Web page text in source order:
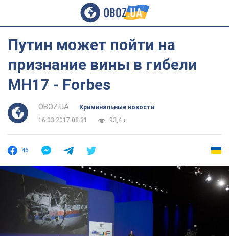
Путин может пойти на
признание вины в гибели
MH17 - Forbes
OBOZ.UA
Криминальные новости
16.03.2017 08:31
93,4 т.
46